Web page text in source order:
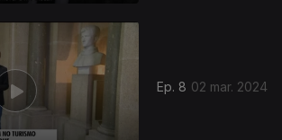
Ep. 8 02 mar. 2024